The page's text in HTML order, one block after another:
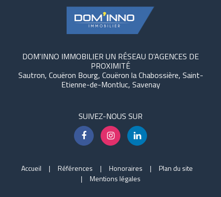
DOM'INNO IMMOBILIER UN RÉSEAU D'AGENCES DE
PROXIMITÉ
Sautron, Couëron Bourg, Couëron la Chabossière, Saint-
Etienne-de-Montluc, Savenay
SUIVEZ-NOUS SUR
Accueil Références Honoraires
Plan du site
Mentions légales